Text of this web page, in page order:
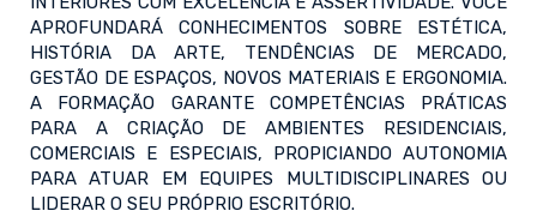
APROFUNDARÁ CONHECIMENTOS SOBRE ESTÉTICA,
HISTÓRIA DA ARTE, TENDÊNCIAS DE MERCADO,
GESTÃO DE ESPAÇOS, NOVOS MATERIAIS E ERGONOMIA.
A FORMAÇÃO GARANTE COMPETÊNCIAS PRÁTICAS
PARA A CRIAÇÃO DE AMBIENTES RESIDENCIAIS,
COMERCIAIS E ESPECIAIS, PROPICIANDO AUTONOMIA
PARA ATUAR EM EQUIPES MULTIDISCIPLINARES OU
LIDERAR O SEU PRÓPRIO ESCRITÓRIO.